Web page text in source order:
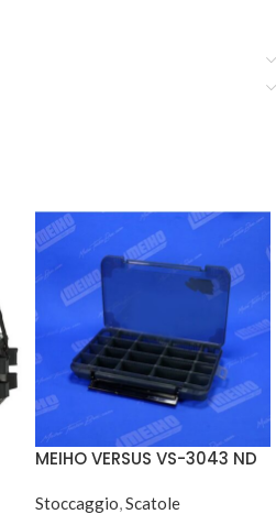
MEIHO VERSUS VS-3043 ND
Stoccaggio,Scatole